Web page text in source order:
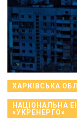
ХАРКІВСЬКА
НАЦІОНАЛЬНА
«УКРЕНЕРГО»